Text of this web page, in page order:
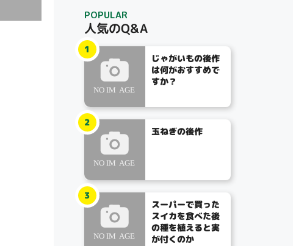
POPULAR
人気のQ&A
じゃがいもの後作
は何がおすすめで
すか？
1
玉ねぎの後作
2
スーパーで買った
スイカを食べた後
の種を植えると実
が付くのか
3